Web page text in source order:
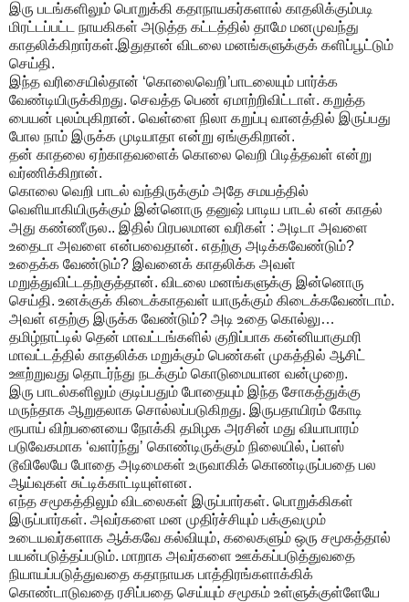
இரு படங்களிலும் பொறுக்கி கதாநாயகர்களால் காதலிக்கும்படி
மிரட்டப்பட்ட நாயகிகள் அடுத்த கட்டத்தில் தாமே மனமுவந்து
காதலிக்கிறார்கள்.இதுதான் விடலை மனங்களுக்குக் களிப்பூட்டும்
செய்தி.
இந்த வரிசையில்தான் ‘கொலைவெறி’பாடலையும் பார்க்க
வேண்டியிருக்கிறது. செவத்த பெண் ஏமாற்றிவிட்டாள். கறுத்த
பையன் புலம்புகிறான். வெள்ளை நிலா கறுப்பு வானத்தில் இருப்பது
போல நாம் இருக்க முடியாதா என்று ஏங்குகிறான்.
தன் காதலை ஏற்காதவளைக் கொலை வெறி பிடித்தவள் என்று
வர்ணிக்கிறான்.
கொலை வெறி பாடல் வந்திருக்கும் அதே சமயத்தில்
வெளியாகியிருக்கும் இன்னொரு தனுஷ் பாடிய பாடல் என் காதல்
அது கண்ணீருல.. இதில் பிரபலமான வரிகள் : அடிடா அவளை
உதைடா அவளை என்பவைதான். எதற்கு அடிக்கவேண்டும்?
உதைக்க வேண்டும்? இவனைக் காதலிக்க அவள்
மறுத்துவிட்டதற்குத்தான். விடலை மனங்களுக்கு இன்னொரு
செய்தி. உனக்குக் கிடைக்காதவள் யாருக்கும் கிடைக்கவேண்டாம்.
அவள் எதற்கு இருக்க வேண்டும்? அடி உதை கொல்லு…
தமிழ்நாட்டில் தென் மாவட்டங்களில் குறிப்பாக கன்னியாகுமரி
மாவட்டத்தில் காதலிக்க மறுக்கும் பெண்கள் முகத்தில் ஆசிட்
ஊற்றுவது தொடர்ந்து நடக்கும் கொடுமையான வன்முறை.
இரு பாடல்களிலும் குடிப்பதும் போதையும் இந்த சோகத்துக்கு
மருந்தாக ஆறுதலாக சொல்லப்படுகிறது. இருபதாயிரம் கோடி
ரூபாய் விற்பனையை நோக்கி தமிழக அரசின் மது வியாபாரம்
படுவேகமாக ‘வளர்ந்து’ கொண்டிருக்கும் நிலையில், ப்ளஸ்
டூவிலேயே போதை அடிமைகள் உருவாகிக் கொண்டிருப்பதை பல
ஆய்வுகள் சுட்டிக்காட்டியுள்ளன.
எந்த சமூகத்திலும் விடலைகள் இருப்பார்கள். பொறுக்கிகள்
இருப்பார்கள். அவர்களை மன முதிர்ச்சியும் பக்குவமும்
உடையவர்களாக ஆக்கவே கல்வியும், கலைகளும் ஒரு சமூகத்தால்
பயன்படுத்தப்படும். மாறாக அவர்களை ஊக்கப்படுத்துவதை
நியாயப்படுத்துவதை கதாநாயக பாத்திரங்களாக்கிக்
கொண்டாடுவதை ரசிப்பதை செய்யும் சமூகம் உள்ளுக்குள்ளேயே